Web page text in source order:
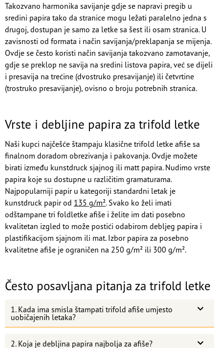
Takozvano harmonika savijanje gdje se napravi pregib u
sredini papira tako da stranice mogu ležati paralelno jedna s
drugoj, dostupan je samo za letke sa šest ili osam stranica. U
zavisnosti od formata i način savijanja/preklapanja se mijenja.
Ovdje se često koristi način savijanja takozvano zamotavanje,
gdje se preklop ne savija na sredini listova papira, već se dijeli
i presavija na trećine (dvostruko presavijanje) ili četvrtine
(trostruko presavijanje), ovisno o broju potrebnih stranica.
Vrste i debljine papira za trifold letke
Naši kupci najčešće štampaju klasične trifold letke afiše sa
finalnom doradom obrezivanja i pakovanja. Ovdje možete
birati između kunstdruck sjajnog ili matt papira. Nudimo vrste
papira koje su dostupne u različitim gramaturama.
Najpopularniji papir u kategoriji standardni letak je
kunstdruck papir od 135 g/m². Svako ko želi imati
odštampane tri foldletke afiše i želite im dati posebno
kvalitetan izgled to može postići odabirom debljeg papira i
plastifikacijom sjajnom ili mat. Izbor papira za posebno
kvalitetne afiše je ograničen na 250 g/m² ili 300 g/m².
Često posavljana pitanja za trifold letke
1. Kada ima smisla štampati trifold afiše umjesto
uobičajenih letaka?
2. Koja je debljina papira najbolja za afiše?